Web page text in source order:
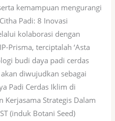
kemampuan mengurangi
Padi: 8 Inovasi
kolaborasi dengan
Prisma, terciptalah ‘Asta
budi daya padi cerdas
diwujudkan sebagai
Padi Cerdas Iklim di
Kerjasama Strategis Dalam
(induk Botani Seed)